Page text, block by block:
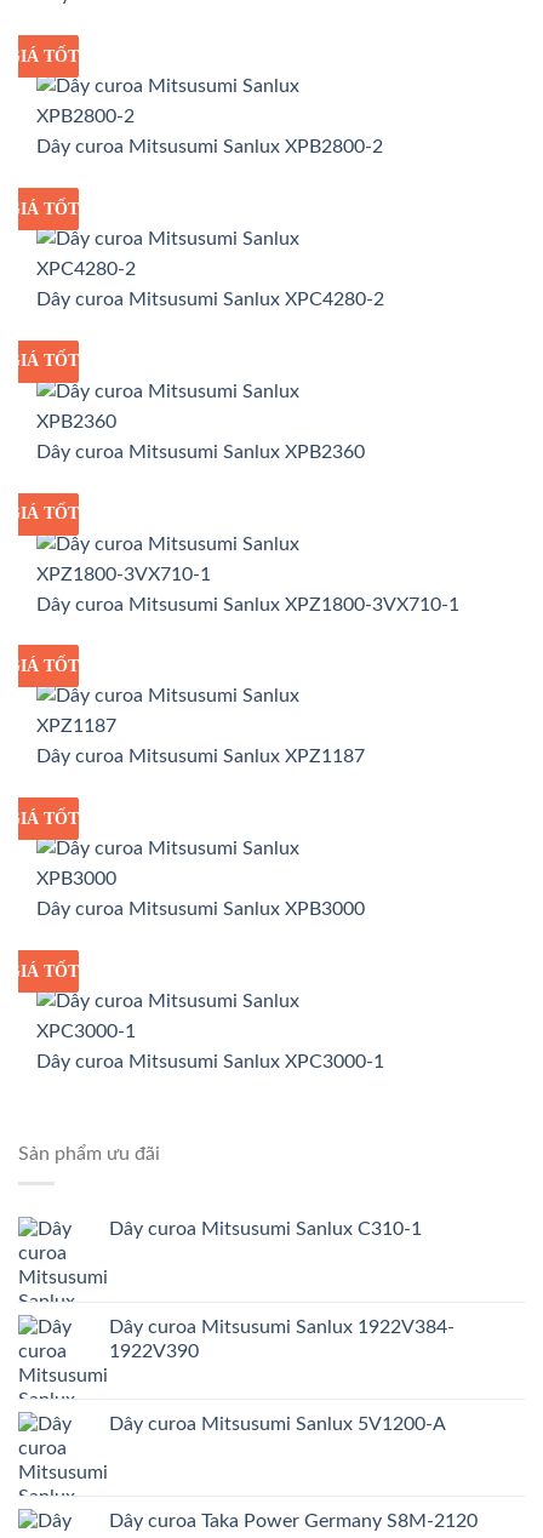
GIÁ SỈ
GIÁ TỐT
Dây curoa Mitsusumi Sanlux XPB2800-2
GIÁ SỈ
GIÁ TỐT
Dây curoa Mitsusumi Sanlux XPC4280-2
GIÁ SỈ
GIÁ TỐT
Dây curoa Mitsusumi Sanlux XPB2360
GIÁ SỈ
GIÁ TỐT
Dây curoa Mitsusumi Sanlux XPZ1800-3VX710-1
GIÁ SỈ
GIÁ TỐT
Dây curoa Mitsusumi Sanlux XPZ1187
GIÁ SỈ
GIÁ TỐT
Dây curoa Mitsusumi Sanlux XPB3000
GIÁ SỈ
GIÁ TỐT
Dây curoa Mitsusumi Sanlux XPC3000-1
Sản phẩm ưu đãi
Dây curoa Mitsusumi Sanlux C310-1
Dây curoa Mitsusumi Sanlux 1922V384-
1922V390
Dây curoa Mitsusumi Sanlux 5V1200-A
Dây curoa Taka Power Germany S8M-2120